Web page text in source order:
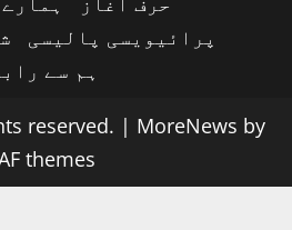
پرائیویسی پالیسی
ہم سے
reserved. | MoreNews by
themes.